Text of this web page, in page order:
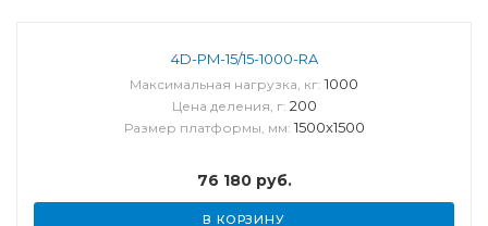
4D-PM-15/15-1000-RA
Максимальная нагрузка, кг: 1000
Цена деления, г: 200
Размер платформы, мм: 1500х1500
76 180руб.
В КОРЗИНУ